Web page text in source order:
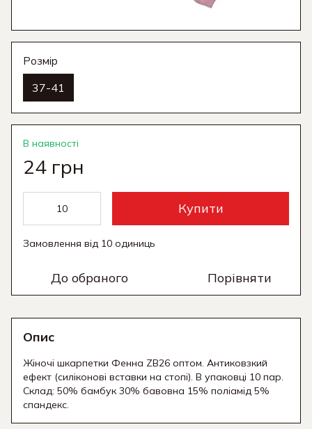
Розмір
37-41
В наявності
24 грн
Купити
Замовлення від 10 одиниць
До обраного Порівняти
Опис
Жіночі шкарпетки Фенна ZB26 оптом. Антиковзкий
ефект (силіконові вставки на стопі). В упаковці 10 пар.
Склад: 50% бамбук 30% бавовна 15% поліамід 5%
спандекс.